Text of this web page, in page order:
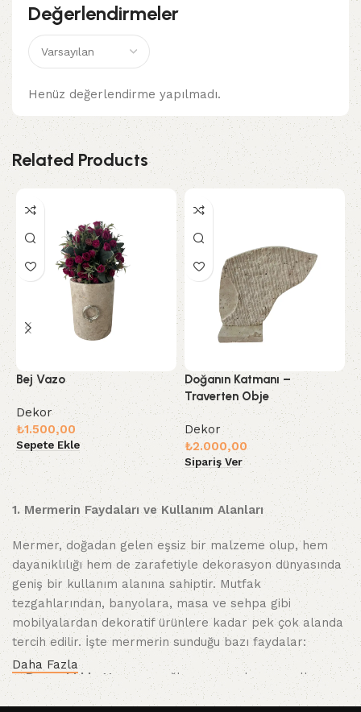
Değerlendirmeler
Henüz değerlendirme yapılmadı.
Related Products
Bej Vazo
Dekor
₺1.500,00
Sepete Ekle
Doğanın Katmanı –
Traverten Obje
Dekor
₺2.000,00
Sipariş Ver
1. Mermerin Faydaları ve Kullanım Alanları
Mermer, doğadan gelen eşsiz bir malzeme olup, hem
dayanıklılığı hem de zarafetiyle dekorasyon dünyasında
geniş bir kullanım alanına sahiptir. Mutfak
tezgahlarından, banyolara, masa ve sehpa gibi
mobilyalardan dekoratif ürünlere kadar pek çok alanda
tercih edilir. İşte mermerin sunduğu bazı faydalar:
Dayanıklılık : Mermer, sağlam yapısıyla uzun yıllar
kullanılabilir. Zamanla yıpranmaz, aşınmalara karşı
Daha Fazla